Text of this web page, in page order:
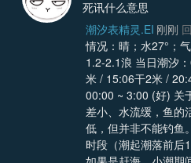
死讯什么意思
潮汐表精灵.EI 刚刚
情况：晴；水27°；
1.2-2.1浪 当日潮汐
米 / 15:06干2米 /
00:00 ~ 3:00 (好) 关
差小、水流缓，鱼的
低，但并非不能钓鱼
时段（潮起潮落前后